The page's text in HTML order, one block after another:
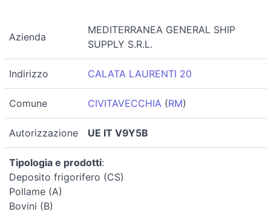
Azienda
MEDITERRANEA GENERAL SHIP
SUPPLY S.R.L.
Indirizzo CALATA LAURENTI 20
Comune CIVITAVECCHIA (RM)
Autorizzazione UE IT V9Y5B
Tipologia e prodotti:
Deposito frigorifero (CS)
Pollame (A)
Bovini (B)